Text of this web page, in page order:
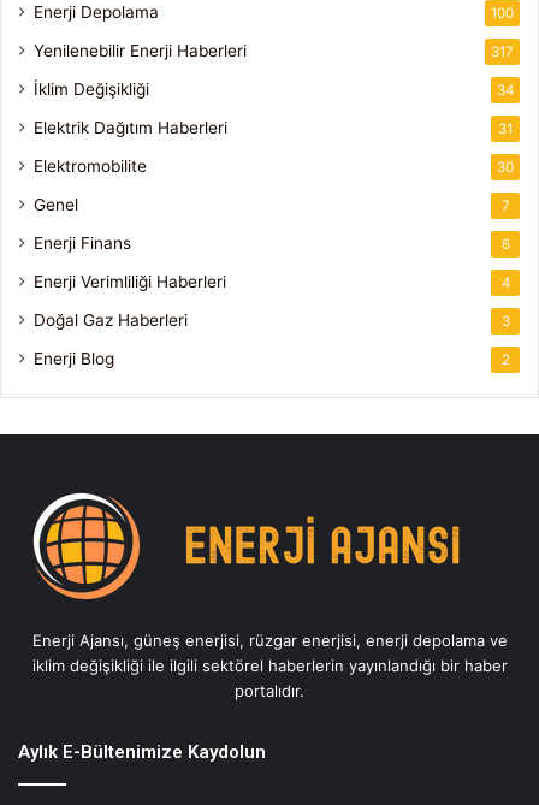
Enerji Depolama 100
Yenilenebilir Enerji Haberleri 317
İklim Değişikliği 34
Elektrik Dağıtım Haberleri 31
Elektromobilite 30
Genel 7
Enerji Finans 6
Enerji Verimliliği Haberleri 4
Doğal Gaz Haberleri 3
Enerji Blog 2
Enerji Ajansı, güneş enerjisi, rüzgar enerjisi, enerji depolama ve
iklim değişikliği ile ilgili sektörel haberlerin yayınlandığı bir haber
portalıdır.
Aylık E-Bültenimize Kaydolun